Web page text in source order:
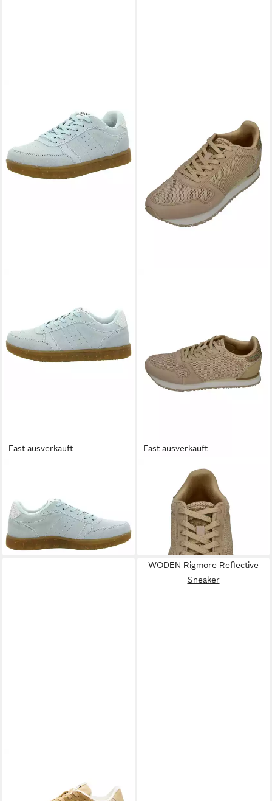
Fast ausverkauft
lieferbar - in 3-4 Werktagen bei dir
Fast ausverkauft
YDUN ICON WL032 Sneaker
Coffee Cream
95,99 € UVP119,90 €
lieferbar - in 3-4 Werktagen bei dir
WODEN Rigmore Reflective
Sneaker